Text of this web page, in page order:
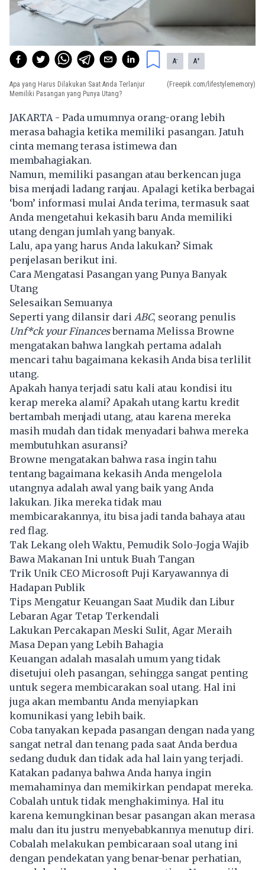
A- A+
Apa yang Harus Dilakukan Saat Anda Terlanjur
Memiliki Pasangan yang Punya Utang?
(Freepik.com/lifestylememory)
JAKARTA - Pada umumnya orang-orang lebih
merasa bahagia ketika memiliki pasangan. Jatuh
cinta memang terasa istimewa dan
membahagiakan.
Namun, memiliki pasangan atau berkencan juga
bisa menjadi ladang ranjau. Apalagi ketika berbagai
‘bom’ informasi mulai Anda terima, termasuk saat
Anda mengetahui kekasih baru Anda memiliki
utang dengan jumlah yang banyak.
Lalu, apa yang harus Anda lakukan? Simak
penjelasan berikut ini.
Cara Mengatasi Pasangan yang Punya Banyak
Utang
Selesaikan Semuanya
Seperti yang dilansir dari ABC, seorang penulis
Unf*ck your Financesbernama Melissa Browne
mengatakan bahwa langkah pertama adalah
mencari tahu bagaimana kekasih Anda bisa terlilit
utang.
Apakah hanya terjadi satu kali atau kondisi itu
kerap mereka alami? Apakah utang kartu kredit
bertambah menjadi utang, atau karena mereka
masih mudah dan tidak menyadari bahwa mereka
membutuhkan asuransi?
Browne mengatakan bahwa rasa ingin tahu
tentang bagaimana kekasih Anda mengelola
utangnya adalah awal yang baik yang Anda
lakukan. Jika mereka tidak mau
membicarakannya, itu bisa jadi tanda bahaya atau
red flag.
Tak Lekang oleh Waktu, Pemudik Solo-Jogja Wajib
Bawa Makanan Ini untuk Buah Tangan
Trik Unik CEO Microsoft Puji Karyawannya di
Hadapan Publik
Tips Mengatur Keuangan Saat Mudik dan Libur
Lebaran Agar Tetap Terkendali
Lakukan Percakapan Meski Sulit, Agar Meraih
Masa Depan yang Lebih Bahagia
Keuangan adalah masalah umum yang tidak
disetujui oleh pasangan, sehingga sangat penting
untuk segera membicarakan soal utang. Hal ini
juga akan membantu Anda menyiapkan
komunikasi yang lebih baik.
Coba tanyakan kepada pasangan dengan nada yang
sangat netral dan tenang pada saat Anda berdua
sedang duduk dan tidak ada hal lain yang terjadi.
Katakan padanya bahwa Anda hanya ingin
memahaminya dan memikirkan pendapat mereka.
Cobalah untuk tidak menghakiminya. Hal itu
karena kemungkinan besar pasangan akan merasa
malu dan itu justru menyebabkannya menutup diri.
Cobalah melakukan pembicaraan soal utang ini
dengan pendekatan yang benar-benar perhatian,